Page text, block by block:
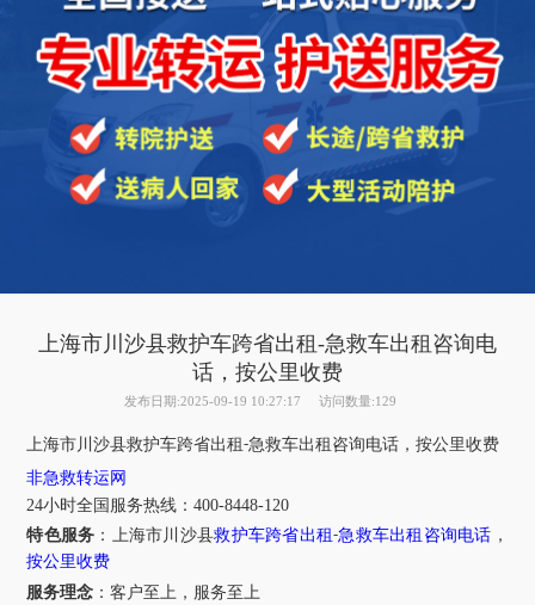
上海市川沙县救护车跨省出租-急救车出租咨询电
话，按公里收费
发布日期:2025-09-19 10:27:17 访问数量:129
上海市川沙县救护车跨省出租-急救车出租咨询电话，按公里收费
非急救转运网
24小时全国服务热线 ：400-8448-120
特色服务 ： 上海市川沙县救护车跨省出租-急救车出租咨询电话 ，
按公里收费
服务理念 ：客户至上，服务至上